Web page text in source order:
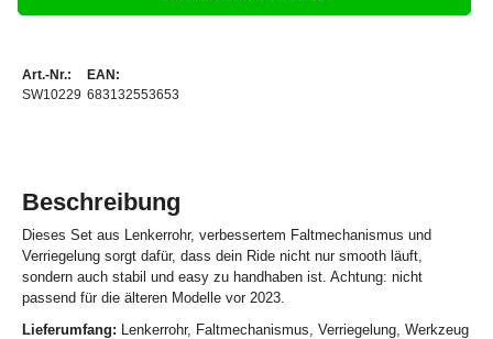
Art.-Nr.:
SW10229
EAN:
683132553653
Beschreibung
Dieses Set aus Lenkerrohr, verbessertem Faltmechanismus und
Verriegelung sorgt dafür, dass dein Ride nicht nur smooth läuft,
sondern auch stabil und easy zu handhaben ist. Achtung: nicht
passend für die älteren Modelle vor 2023.
Lieferumfang: Lenkerrohr, Faltmechanismus, Verriegelung, Werkzeug